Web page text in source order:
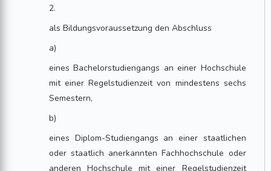
2.
als Bildungsvoraussetzung den Abschluss
a)
eines Bachelorstudiengangs an einer Hochschule
mit einer Regelstudienzeit von mindestens sechs
Semestern,
b)
eines Diplom-Studiengangs an einer staatlichen
oder staatlich anerkannten Fachhochschule oder
anderen Hochschule mit einer Regelstudienzeit